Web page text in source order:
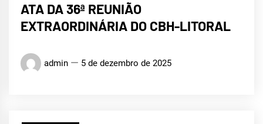
ATA DA 36ª REUNIÃO
EXTRAORDINÁRIA DO CBH-LITORAL
admin 5 de dezembro de 2025